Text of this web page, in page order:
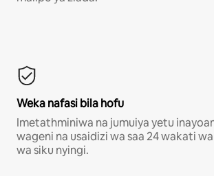
Weka nafasi bila hofu
Imetathminiwa na jumuiya yetu
wageni na usaidizi wa saa 24 wakati
wa siku nyingi.